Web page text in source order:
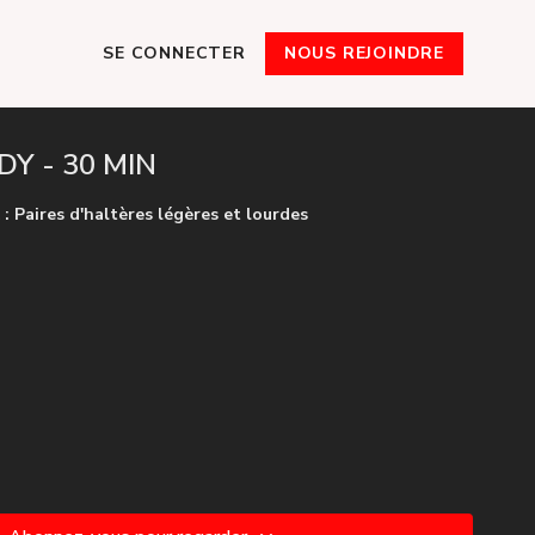
SE CONNECTER NOUS REJOINDRE
- 30 MIN
Paires d'haltères légères et lourdes